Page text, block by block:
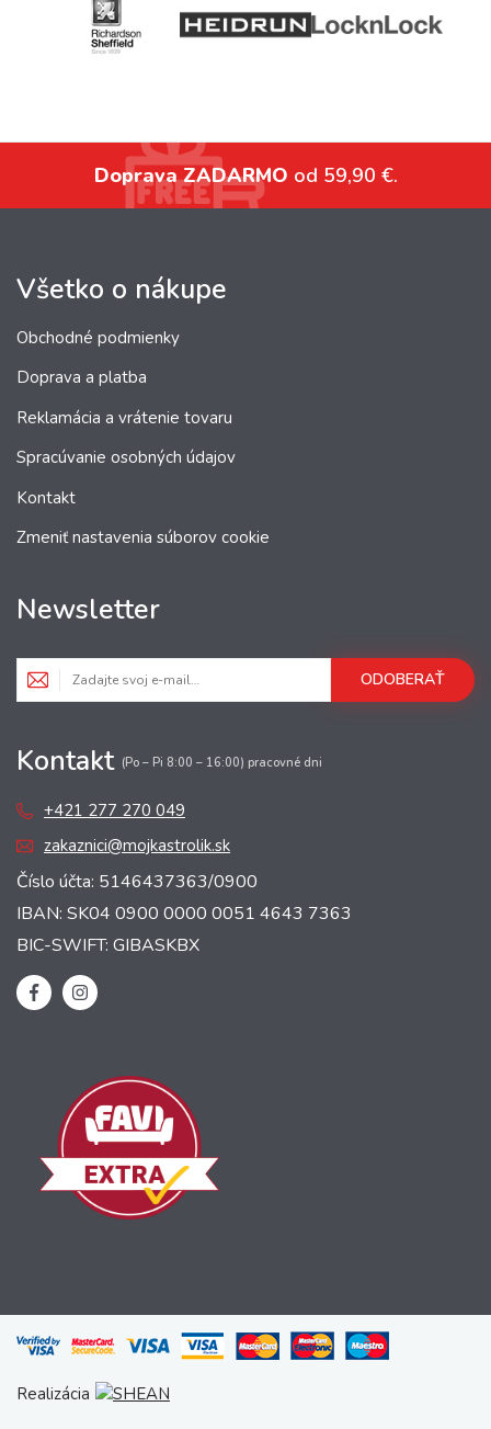
Doprava ZADARMO od 59,90 €.
Všetko o nákupe
Obchodné podmienky
Doprava a platba
Reklamácia a vrátenie tovaru
Spracúvanie osobných údajov
Kontakt
Zmeniť nastavenia súborov cookie
Newsletter
ODOBERAŤ
Kontakt (Po – Pi 8:00 – 16:00) pracovné dni
+421 277 270 049
zakaznici@mojkastrolik.sk
Číslo účta: 5146437363/0900
IBAN: SK04 0900 0000 0051 4643 7363
BIC-SWIFT: GIBASKBX
Realizácia